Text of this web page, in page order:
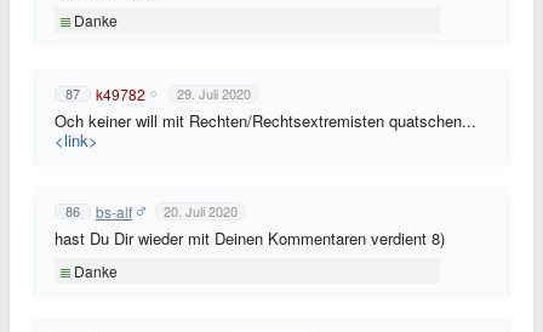
Danke
87 k49782 29. Juli 2020
Och keiner will mit Rechten/Rechtsextremisten quatschen...
<link>
86 bs-alf 20. Juli 2020
hast Du Dir wieder mit Deinen Kommentaren verdient 8)
Danke